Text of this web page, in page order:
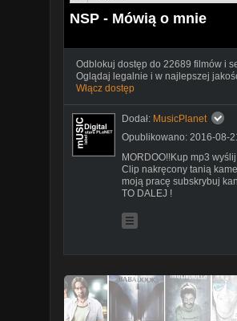
NSP - Mówią o mnie
Odblokuj dostęp do 22689 filmów i
Oglądaj legalnie i w najlepszej
Włącz dostęp
Dodał: MusicPlanet
Opublikowano: 2016-08-
MORDOO!!Kup mp3
Clip nakręcony tanią
moją pracę subskrybuj
TO DALEJ !